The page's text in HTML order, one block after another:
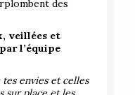
des
veillées et
l’équipe
envies et celles